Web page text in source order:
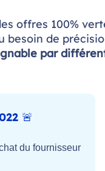
offres 100%
besoin de
par
🚨
du fournisseur